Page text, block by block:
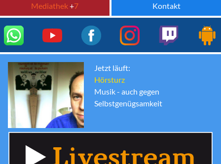
Mediathek+7 Kontakt
Jetzt läuft:
Hörsturz
Musik - auch gegen
Selbstgenügsamkeit